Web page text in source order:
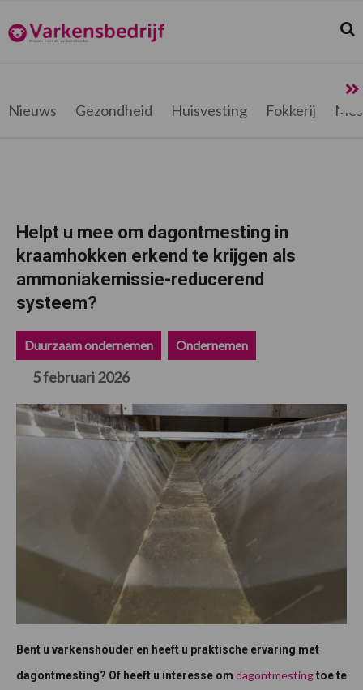
de
hoofdnavigatie
de
hoofd
de
eerste
de
voettekst
Varkensbedrijf.be
Nieuws Gezondheid Huisvesting Fokkerij
Helpt u mee om dagontmesting in
kraamhokken erkend te krijgen als
ammoniakemissie-reducerend
systeem?
Duurzaam ondernemen Ondernemen
5 februari 2026
Bent u varkenshouder en heeft u praktische ervaring met
dagontmesting? Of heeft u interesse om dagontmestingtoe te